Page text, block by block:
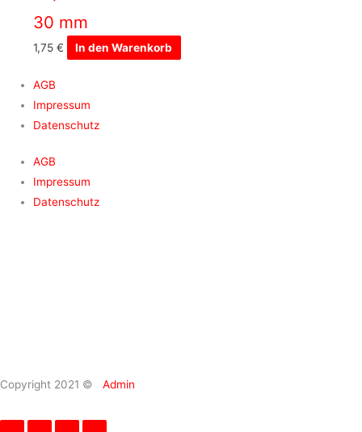
30 mm
1,75€ In den Warenkorb
AGB
Impressum
Datenschutz
AGB
Impressum
Datenschutz
Copyright 2021 © Admin